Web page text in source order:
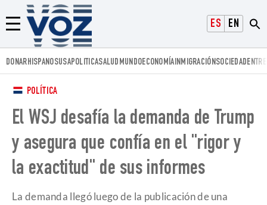
ESPAÑOLENGLISH
Menú
Voz.us
DONARHISPANOSUSAPOLITICASALUD MUNDOECONOMÍAINMIGRACIÓNSOCIEDAD
POLÍTICA
El WSJ desafía la demanda de Trump
y asegura que confía en el "rigor y
la exactitud" de sus informes
La demanda llegó luego de la publicación de una